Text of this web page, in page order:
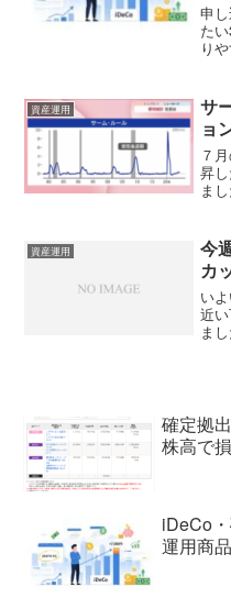
申
た
り
の
進
資産運用
サ
ョ
７
昇
ま
の
の
資産運用
今
カ
い
近
ま
確定拠
株高で
iDeCo
運用商